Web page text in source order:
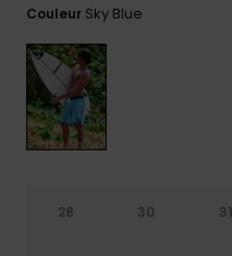
Consulter
Couleur Sky Blue
28 30 31